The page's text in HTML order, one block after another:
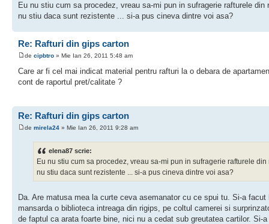
Eu nu stiu cum sa procedez, vreau sa-mi pun in sufragerie rafturele din
nu stiu daca sunt rezistente ... si-a pus cineva dintre voi asa?
Re: Rafturi din gips carton
de cipbtro » Mie Ian 26, 2011 5:48 am
Care ar fi cel mai indicat material pentru rafturi la o debara de
cont de raportul pret/calitate ?
Re: Rafturi din gips carton
de mirela24 » Mie Ian 26, 2011 9:28 am
elena87 scrie:
Eu nu stiu cum sa procedez, vreau sa-mi pun in sufragerie rafturele din
nu stiu daca sunt rezistente ... si-a pus cineva dintre voi asa?
Da. Are matusa mea la curte ceva asemanator cu ce spui tu. Si-a facut
mansarda o biblioteca intreaga din rigips, pe coltul camerei si
de faptul ca arata foarte bine, nici nu a cedat sub greutatea cartilor. Si-